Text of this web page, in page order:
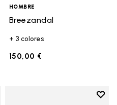
HOMBRE
Breezandal
+ 3 colores
150,00 €
to wishlist
Add